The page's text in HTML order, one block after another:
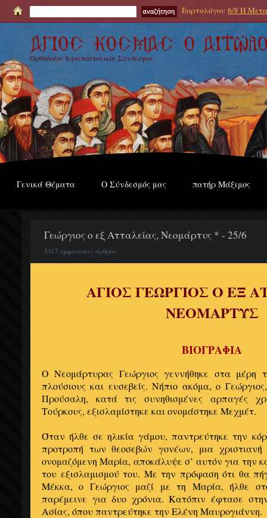
Εορτολόγιο: 6/8 Η
Ορθόδοξος Ιεραποστολικός Σύνδεσμος
Γενικά Θέματα Ο Σύνδεσμός μας πατήρ Μάξιμος
Γεώργιος ο εξ Ατταλείας, Νεομάρτυς * - 25/6
3317 εμφανίσεις άρθρου
ΑΓΙΟΣ ΓΕΩΡΓΙΟΣ Ο ΕΞ
ΝΕΟΜΑΡΤΥΣ
ΒΙΟΓΡΑΦΙΑ
Ο Νεομάρτυρας Γεώργιος γεννήθηκε στα μέρη
πλούσιους και ευσεβείς. Νήπιο ακόμα, ο
Προύσαλη, κατά τις συνηθισμένες αρπαγές
Τούρκους, εξισλαμίστηκε και ονομάστηκε Μεχμέτ.
Όταν ήλθε σε ηλικία γάμου, παντρεύτηκε την
προτροπή των θεοσεβών γονέων, μια χριστιανή
ονομαζόμενη Μαρία, αποκάλυψε σ’ αυτόν για την
του εξισλαμισμού του. Με την πρόφαση ότι θα
Μέκκα, ο Γεώργιος μαζί με τη Μαρία, ήλθε
παρέμεινε για δυο χρόνια. Κατόπιν έφτασε
Ασίας, όπου παντρεύτηκε την Ελένη Μαυρογιάννη.